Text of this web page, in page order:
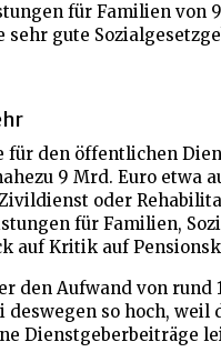
für Familien von
sehr gute
den öffentlichen
9 Mrd. Euro etwa
oder
für Familien,
auf Kritik auf
den Aufwand von rund
so hoch, weil
Dienstgeberbeiträge